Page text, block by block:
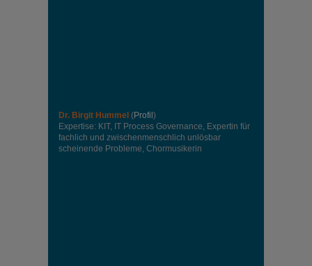
Dr. Birgit Hummel (Profil )
Expertise: KIT, IT Process Governance, Expertin für
fachlich und zwischenmenschlich unlösbar
scheinende Probleme, Chormusikerin